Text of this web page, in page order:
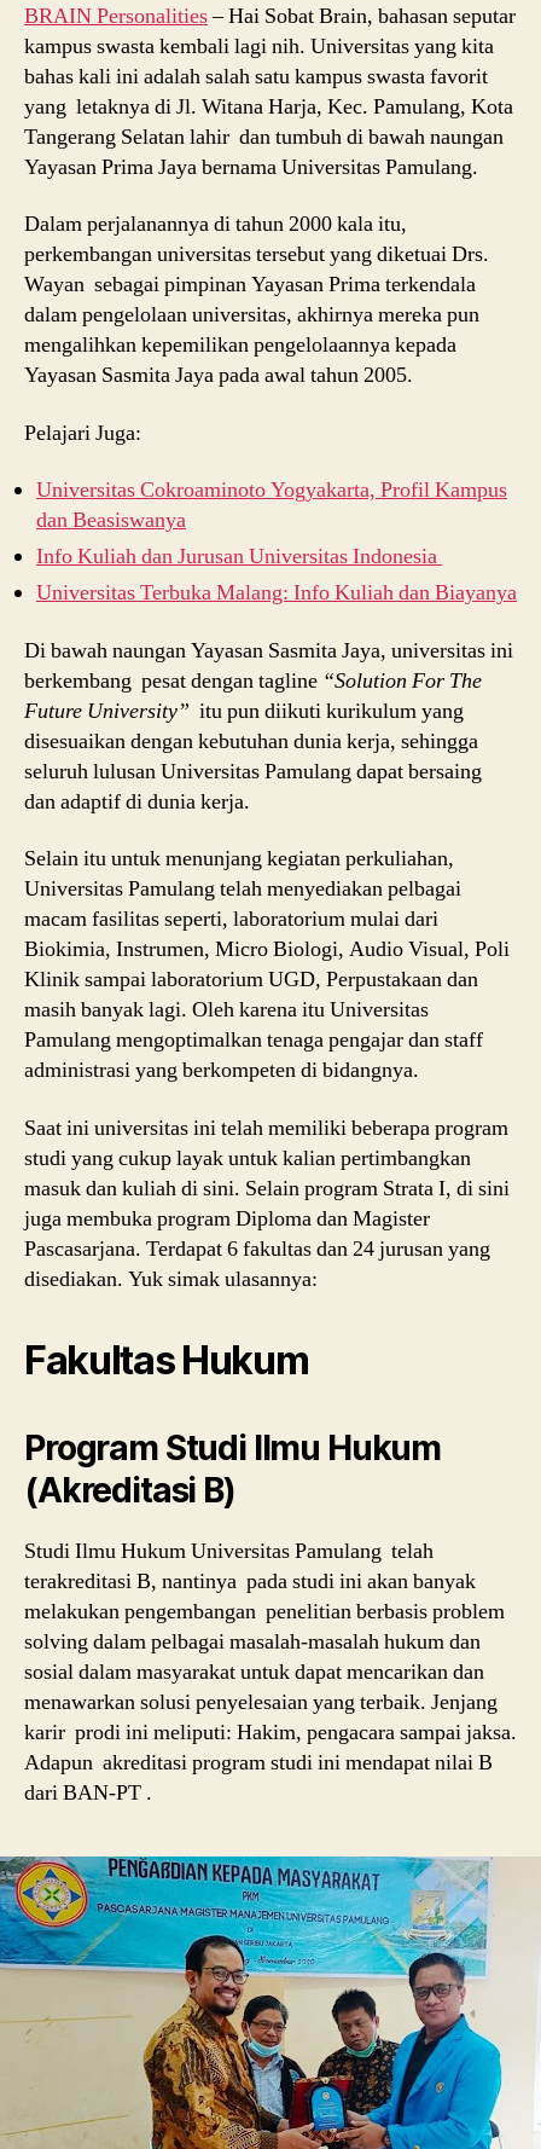
BRAIN Personalities– Hai Sobat Brain, bahasan seputar
kampus swasta kembali lagi nih. Universitas yang kita
bahas kali ini adalah salah satu kampus swasta favorit
yang letaknya di Jl. Witana Harja, Kec. Pamulang, Kota
Tangerang Selatan lahir dan tumbuh di bawah naungan
Yayasan Prima Jaya bernama Universitas Pamulang.
Dalam perjalanannya di tahun 2000 kala itu,
perkembangan universitas tersebut yang diketuai Drs.
Wayan sebagai pimpinan Yayasan Prima terkendala
dalam pengelolaan universitas, akhirnya mereka pun
mengalihkan kepemilikan pengelolaannya kepada
Yayasan Sasmita Jaya pada awal tahun 2005.
Pelajari Juga:
Universitas Cokroaminoto Yogyakarta, Profil Kampus
dan Beasiswanya
Info Kuliah dan Jurusan Universitas Indonesia
Universitas Terbuka Malang: Info Kuliah dan Biayanya
Di bawah naungan Yayasan Sasmita Jaya, universitas ini
berkembang pesat dengan tagline “Solution For The
Future University” itu pun diikuti kurikulum yang
disesuaikan dengan kebutuhan dunia kerja, sehingga
seluruh lulusan Universitas Pamulang dapat bersaing
dan adaptif di dunia kerja.
Selain itu untuk menunjang kegiatan perkuliahan,
Universitas Pamulang telah menyediakan pelbagai
macam fasilitas seperti, laboratorium mulai dari
Biokimia, Instrumen, Micro Biologi, Audio Visual, Poli
Klinik sampai laboratorium UGD, Perpustakaan dan
masih banyak lagi. Oleh karena itu Universitas
Pamulang mengoptimalkan tenaga pengajar dan staff
administrasi yang berkompeten di bidangnya.
Saat ini universitas ini telah memiliki beberapa program
studi yang cukup layak untuk kalian pertimbangkan
masuk dan kuliah di sini. Selain program Strata I, di sini
juga membuka program Diploma dan Magister
Pascasarjana. Terdapat 6 fakultas dan 24 jurusan yang
disediakan. Yuk simak ulasannya:
Fakultas Hukum
Program Studi Ilmu Hukum
(Akreditasi B)
Studi Ilmu Hukum Universitas Pamulang telah
terakreditasi B, nantinya pada studi ini akan banyak
melakukan pengembangan penelitian berbasis problem
solving dalam pelbagai masalah-masalah hukum dan
sosial dalam masyarakat untuk dapat mencarikan dan
menawarkan solusi penyelesaian yang terbaik. Jenjang
karir prodi ini meliputi: Hakim, pengacara sampai jaksa.
Adapun akreditasi program studi ini mendapat nilai B
dari BAN-PT .